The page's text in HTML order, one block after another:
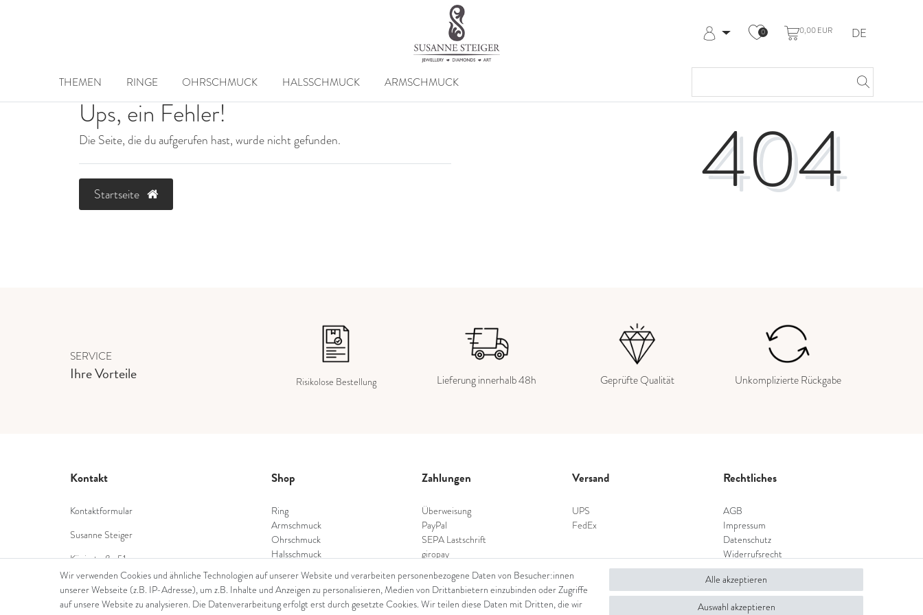
Registrieren
Hilfe & Kontakt
0 0,00 EUR DE
THEMEN RINGE OHRSCHMUCK HALSSCHMUCK ARMSCHMUCK
Ups, ein Fehler!
Die Seite, die du aufgerufen hast, wurde nicht gefunden.
Startseite 404
SERVICE
Ihre Vorteile Risikolose Bestellung Lieferung innerhalb 48h Geprüfte Qualität Unkomplizierte Rückgabe
Kontakt
Kontaktformular
Susanne Steiger
Königstraße 51
53332 Bornheim
Tel.: 022229397468
Shop
Ring
Armschmuck
Ohrschmuck
Halsschmuck
Diamantschmuck
Farbsteinschmuck
Perlenschmuck
Zahlungen
Überweisung
PayPal
SEPA Lastschrift
giropay
Kreditkarte
Versand
UPS
FedEx
Rechtliches
AGB
Impressum
Datenschutz
Widerrufsrecht
Widerrufsformular
Wir verwenden Cookies und ähnliche Technologien auf unserer Website und verarbeiten personenbezogene Daten von Besucher:innen
unserer Webseite (z.B. IP-Adresse), um z.B. Inhalte und Anzeigen zu personalisieren, Medien von Drittanbietern einzubinden oder Zugriffe
auf unsere Website zu analysieren. Die Datenverarbeitung erfolgt erst durch gesetzte Cookies. Wir teilen diese Daten mit Dritten, die wir
Alle akzeptieren
Auswahl akzeptieren